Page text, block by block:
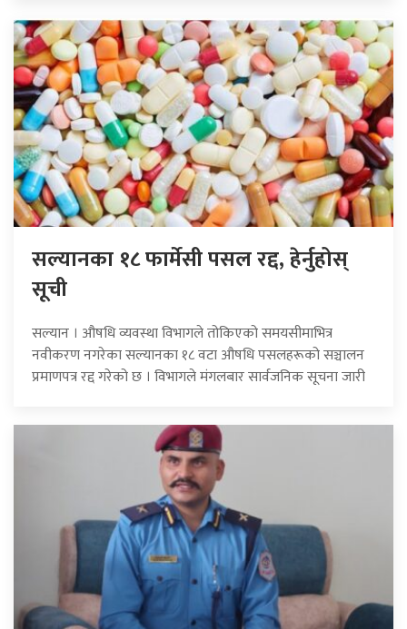
सल्यानका १८ फार्मेसी पसल रद्द, हेर्नुहोस्
सूची
सल्यान । औषधि व्यवस्था विभागले तोकिएको समयसीमाभित्र
नवीकरण नगरेका सल्यानका १८ वटा औषधि पसलहरूको सञ्चालन
प्रमाणपत्र रद्द गरेको छ । विभागले मंगलबार सार्वजनिक सूचना जारी